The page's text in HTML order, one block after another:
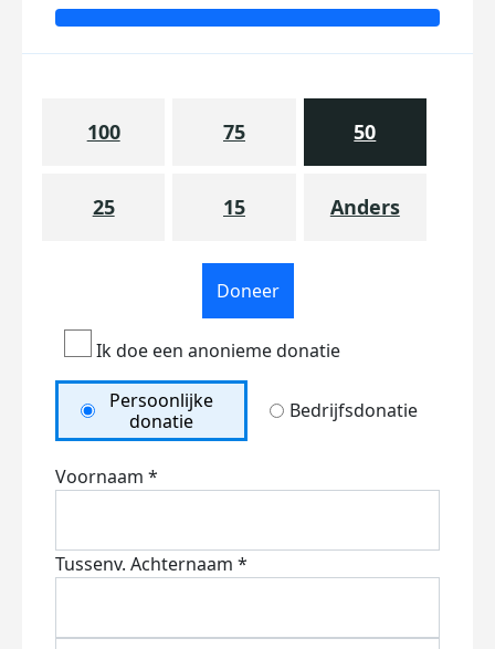
100 75 50
25 15 Anders
Doneer
Ik doe een anonieme donatie
Persoonlijke
donatie
Bedrijfsdonatie
Voornaam *
Tussenv. Achternaam *